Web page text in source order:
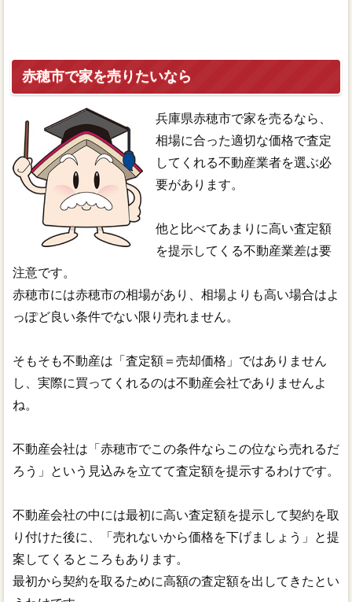
赤穂市で家を売りたいなら
兵庫県赤穂市で家を売るなら、
相場に合った適切な価格で査定
してくれる不動産業者を選ぶ必
要があります。
他と比べてあまりに高い査定額
を提示してくる不動産業差は要
注意です。
赤穂市には赤穂市の相場があり、相場よりも高い場合はよ
っぽど良い条件でない限り売れません。
そもそも不動産は「査定額＝売却価格」ではありません
し、実際に買ってくれるのは不動産会社でありませんよ
ね。
不動産会社は「赤穂市でこの条件ならこの位なら売れるだ
ろう」という見込みを立てて査定額を提示するわけです。
不動産会社の中には最初に高い査定額を提示して契約を取
り付けた後に、「売れないから価格を下げましょう」と提
案してくるところもあります。
最初から契約を取るために高額の査定額を出してきたとい